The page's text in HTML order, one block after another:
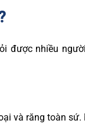
được nhiều
và răng toàn